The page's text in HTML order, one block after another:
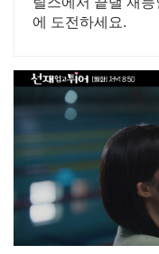
에 도전하세요.